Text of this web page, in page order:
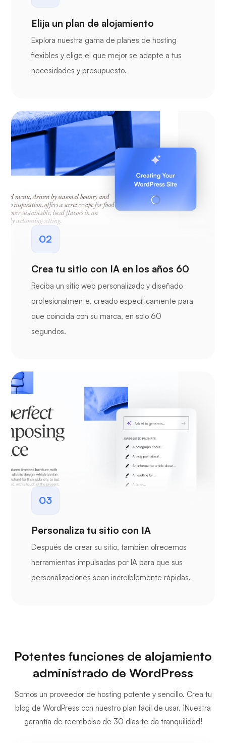
Elija un plan de alojamiento
Explora nuestra gama de planes de hosting
flexibles y elige el que mejor se adapte a tus
necesidades y presupuesto.
02
Crea tu sitio con IA en los años 60
Reciba un sitio web personalizado y diseñado
profesionalmente, creado específicamente para
que coincida con su marca, en solo 60
segundos.
03
Personaliza tu sitio con IA
Después de crear su sitio, también ofrecemos
herramientas impulsadas por IA para que sus
personalizaciones sean increíblemente rápidas.
Potentes funciones de alojamiento
administrado de WordPress
Somos un proveedor de hosting potente y sencillo. Crea tu
blog de WordPress con nuestro plan fácil de usar. ¡Nuestra
garantía de reembolso de 30 días te da tranquilidad!